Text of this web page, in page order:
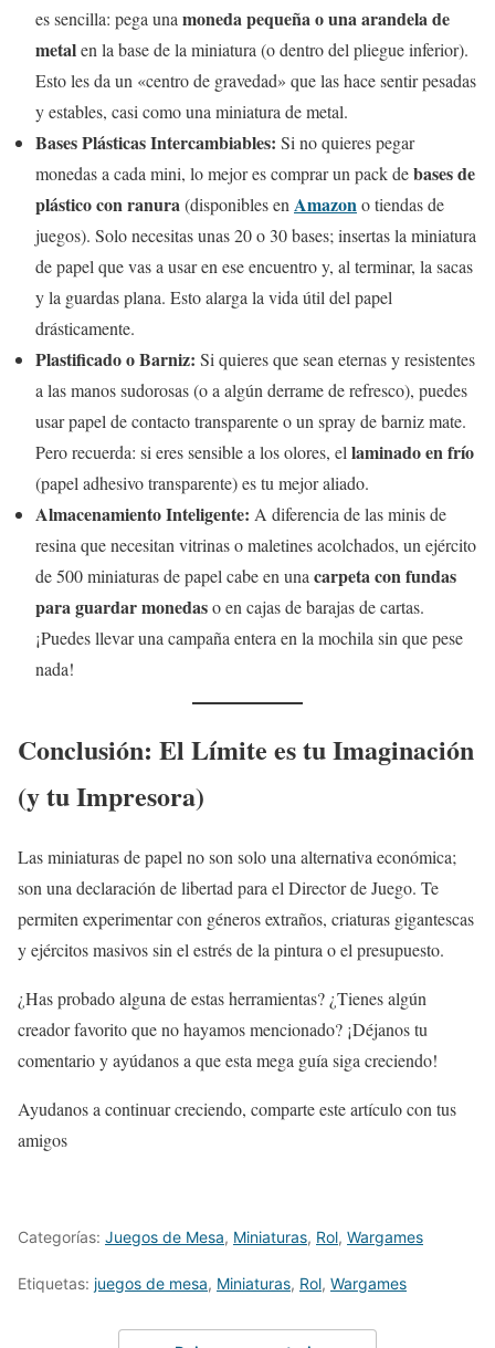
es sencilla: pega una moneda pequeña o una arandela de
metalen la base de la miniatura (o dentro del pliegue inferior).
Esto les da un «centro de gravedad» que las hace sentir pesadas
y estables, casi como una miniatura de metal.
Bases Plásticas Intercambiables: Si no quieres pegar
monedas a cada mini, lo mejor es comprar un pack debases de
plástico con ranura(disponibles en Amazono tiendas de
juegos). Solo necesitas unas 20 o 30 bases; insertas la miniatura
de papel que vas a usar en ese encuentro y, al terminar, la sacas
y la guardas plana. Esto alarga la vida útil del papel
drásticamente.
Plastificado o Barniz: Si quieres que sean eternas y resistentes
a las manos sudorosas (o a algún derrame de refresco), puedes
usar papel de contacto transparente o un spray de barniz mate.
Pero recuerda: si eres sensible a los olores, el laminado en frío
(papel adhesivo transparente) es tu mejor aliado.
Almacenamiento Inteligente: A diferencia de las minis de
resina que necesitan vitrinas o maletines acolchados, un ejército
de 500 miniaturas de papel cabe en una carpeta con fundas
para guardar monedaso en cajas de barajas de cartas.
¡Puedes llevar una campaña entera en la mochila sin que pese
nada!
Conclusión: El Límite es tu Imaginación
(y tu Impresora)
Las miniaturas de papel no son solo una alternativa económica;
son una declaración de libertad para el Director de Juego. Te
permiten experimentar con géneros extraños, criaturas gigantescas
y ejércitos masivos sin el estrés de la pintura o el presupuesto.
¿Has probado alguna de estas herramientas? ¿Tienes algún
creador favorito que no hayamos mencionado? ¡Déjanos tu
comentario y ayúdanos a que esta mega guía siga creciendo!
Ayudanos a continuar creciendo, comparte este artículo con tus
amigos
Categorías: Juegos de Mesa, Miniaturas, Rol, Wargames
Etiquetas: juegos de mesa, Miniaturas, Rol, Wargames